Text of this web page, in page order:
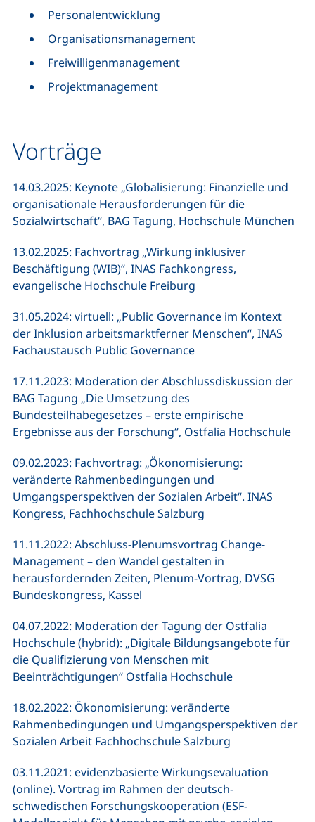
Personalentwicklung
Organisationsmanagement
Freiwilligenmanagement
Projektmanagement
Vorträge
14.03.2025: Keynote „Globalisierung: Finanzielle und
organisationale Herausforderungen für die
Sozialwirtschaft“, BAG Tagung, Hochschule München
13.02.2025: Fachvortrag „Wirkung inklusiver
Beschäftigung (WIB)“, INAS Fachkongress,
evangelische Hochschule Freiburg
31.05.2024: virtuell: „Public Governance im Kontext
der Inklusion arbeitsmarktferner Menschen“, INAS
Fachaustausch Public Governance
17.11.2023: Moderation der Abschlussdiskussion der
BAG Tagung „Die Umsetzung des
Bundesteilhabegesetzes – erste empirische
Ergebnisse aus der Forschung“, Ostfalia Hochschule
09.02.2023: Fachvortrag: „Ökonomisierung:
veränderte Rahmenbedingungen und
Umgangsperspektiven der Sozialen Arbeit“. INAS
Kongress, Fachhochschule Salzburg
11.11.2022: Abschluss-Plenumsvortrag Change-
Management – den Wandel gestalten in
herausfordernden Zeiten, Plenum-Vortrag, DVSG
Bundeskongress, Kassel
04.07.2022: Moderation der Tagung der Ostfalia
Hochschule (hybrid): „Digitale Bildungsangebote für
die Qualifizierung von Menschen mit
Beeinträchtigungen“ Ostfalia Hochschule
18.02.2022: Ökonomisierung: veränderte
Rahmenbedingungen und Umgangsperspektiven der
Sozialen Arbeit Fachhochschule Salzburg
03.11.2021: evidenzbasierte Wirkungsevaluation
(online). Vortrag im Rahmen der deutsch-
schwedischen Forschungskooperation (ESF-